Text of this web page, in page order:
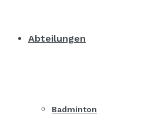
Abteilungen
Badminton